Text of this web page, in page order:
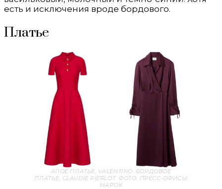
есть и исключения вроде бордового.
Платье
АЛОЕ ПЛАТЬЕ, VALENTINO . БОРДОВОЕ
ПЛАТЬЕ, CLAUDIE PIERLOT. ФОТО. ПРЕСС-ОФИСЫ
МАРОК